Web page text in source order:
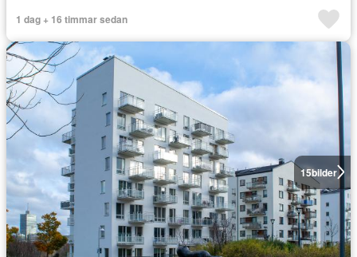
1 dag + 16 timmar sedan
15bilder